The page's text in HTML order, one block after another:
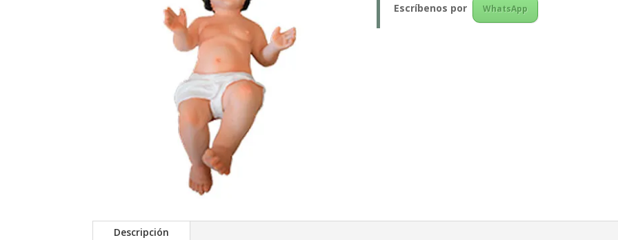
Escríbenos por WhatsApp
Descripción